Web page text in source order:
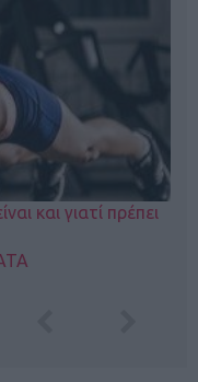
και γιατί πρέπει